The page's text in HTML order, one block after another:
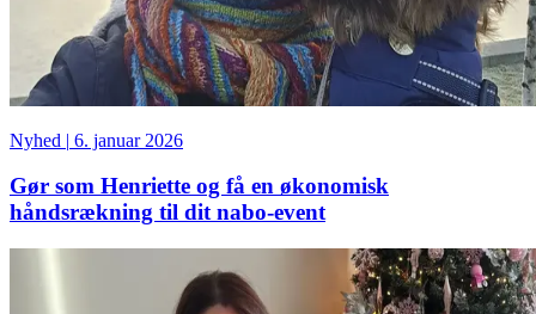
Nyhed | 6. januar 2026
Gør som Henriette og få en økonomisk
håndsrækning til dit nabo-event